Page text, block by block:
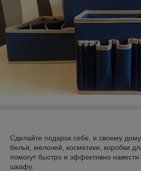
Сделайте подарок себе, и своему
белья, мелочей, косметики, коробки
помогут быстро и эффективно
шкафу.